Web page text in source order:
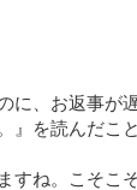
に、お返事が
』を読んだこ
すね。こそこ